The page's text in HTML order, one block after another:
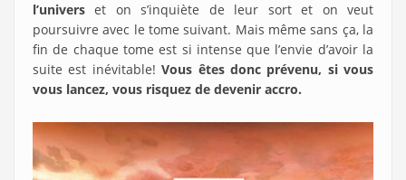
l’universet on s’inquiète de leur sort et on veut
poursuivre avec le tome suivant. Mais même sans ça, la
fin de chaque tome est si intense que l’envie d’avoir la
suite est inévitable!Vous êtes donc prévenu, si vous
vous lancez, vous risquez de devenir accro.